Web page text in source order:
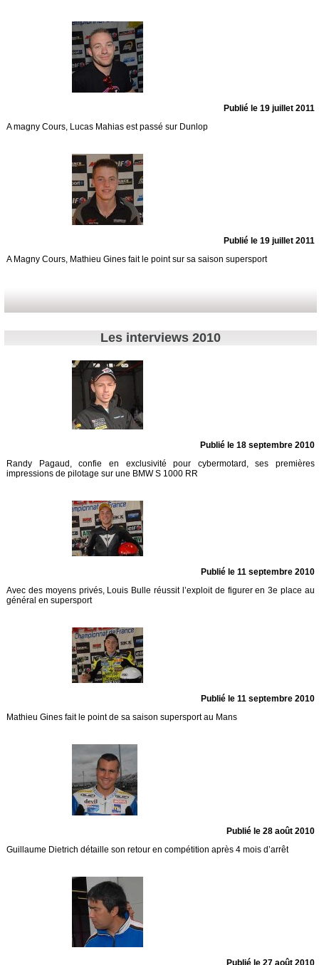
Publié le 19 juillet 2011
A magny Cours, Lucas Mahias est passé sur Dunlop
Publié le 19 juillet 2011
A Magny Cours, Mathieu Gines fait le point sur sa saison supersport
Les interviews 2010
Publié le 18 septembre 2010
Randy Pagaud, confie en exclusivité pour cybermotard, ses premières
impressions de pilotage sur une BMW S 1000 RR
Publié le 11 septembre 2010
Avec des moyens privés, Louis Bulle réussit l’exploit de figurer en 3e place au
général en supersport
Publié le 11 septembre 2010
Mathieu Gines fait le point de sa saison supersport au Mans
Publié le 28 août 2010
Guillaume Dietrich détaille son retour en compétition après 4 mois d’arrêt
Publié le 27 août 2010